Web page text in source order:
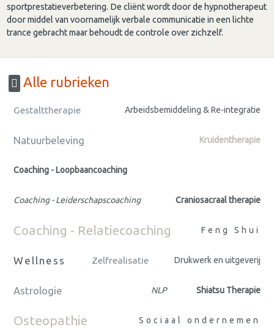
sportprestatieverbetering. De cliënt wordt door de hypnotherapeut
door middel van voornamelijk verbale communicatie in een lichte
trance gebracht maar behoudt de controle over zichzelf.
Alle rubrieken
Gestalttherapie Arbeidsbemiddeling & Re-integratie
Natuurbeleving Kruidentherapie
Coaching - Loopbaancoaching
Coaching - Leiderschapscoaching Craniosacraal therapie
Coaching - Relatiecoaching Feng Shui
Wellness Zelfrealisatie Drukwerk en uitgeverij
Astrologie NLP Shiatsu Therapie
Osteopathie Sociaal ondernemen